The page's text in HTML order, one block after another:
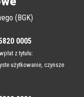
(BGK)
z tytułu:
użytkowanie, czynsze